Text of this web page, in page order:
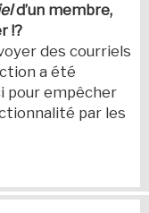
d’un membre,
!?
des courriels
a été
pour empêcher
par les